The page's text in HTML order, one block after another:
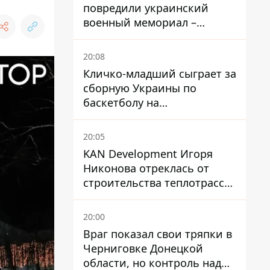
повредили украинский
военный мемориал –
посольство отреагировало
20:08
Кличко-младший сыграет за
сборную Украины по
баскетболу на
квалификации ЧМ-2027
20:05
KAN Development Игоря
Никонова отреклась от
строительства теплотрассы
на Теремках
20:00
Враг показал свои тряпки в
Черниговке Донецкой
области, но контроль над